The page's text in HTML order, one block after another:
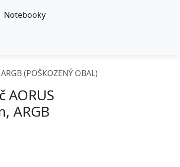
Notebooky
(POŠKOZENÝ OBAL)
AORUS
ARGB